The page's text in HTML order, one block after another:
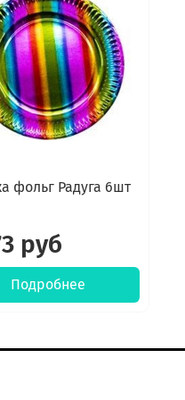
фольг Радуга 6шт
руб
Подробнее